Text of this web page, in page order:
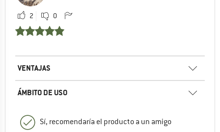
2 0
VENTAJAS
ÁMBITO DE USO
Sí, recomendaría el producto a un amigo